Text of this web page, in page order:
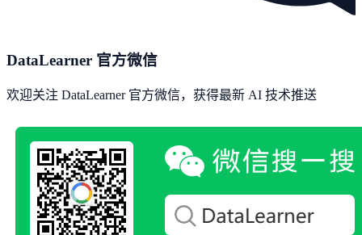
DataLearner 官方微信
欢迎关注 DataLearner 官方微信，获得最新 AI 技术推送